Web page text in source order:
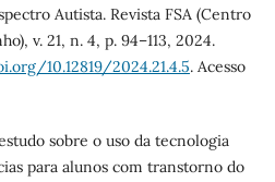
Autista. Revista FSA (Centro
v. 21, n. 4, p. 94–113, 2024.
10.12819/2024.21.4.5. Acesso
sobre o uso da tecnologia
para alunos com transtorno do